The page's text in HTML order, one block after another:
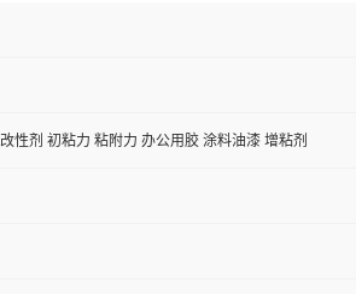
性剂 初粘力 粘附力 办公用胶 涂料油漆 增粘剂